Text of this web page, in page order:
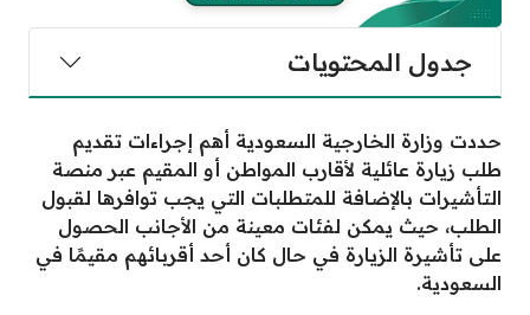
جدول المحتويات
حددت وزارة الخارجية السعودية أهم إجراءات تقديم
طلب زيارة عائلية لأقارب المواطن أو المقيم عبر منصة
التأشيرات بالإضافة للمتطلبات التي يجب توافرها لقبول
الطلب، حيث يمكن لفئات معينة من الأجانب الحصول
على تأشيرة الزيارة في حال كان أحد أقربائهم مقيمًا في
السعودية.